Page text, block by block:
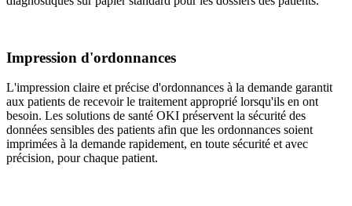
Impression d'ordonnances
L'impression claire et précise d'ordonnances à la demande garantit
aux patients de recevoir le traitement approprié lorsqu'ils en ont
besoin. Les solutions de santé OKI préservent la sécurité des
données sensibles des patients afin que les ordonnances soient
imprimées à la demande rapidement, en toute sécurité et avec
précision, pour chaque patient.